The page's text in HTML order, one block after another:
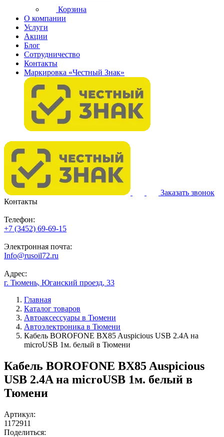
Корзина
О компании
Услуги
Акции
Блог
Сотрудничество
Контакты
Маркировка «Честный Знак»
Заказать звонок
Контакты
Телефон:
+7 (3452) 69-69-15
Электронная почта:
Info@rusoil72.ru
Адрес:
г. Тюмень, Юганский проезд, 33
Главная
Каталог товаров
Автоаксессуары в Тюмени
Автоэлектроника в Тюмени
Кабель BOROFONE BX85 Auspicious USB 2.4A на
microUSB 1м. белый в Тюмени
Кабель BOROFONE BX85 Auspicious
USB 2.4A на microUSB 1м. белый в
Тюмени
Артикул:
1172911
Поделиться: